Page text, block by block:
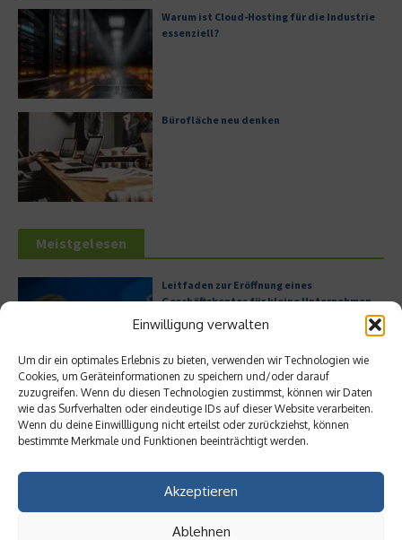
Einwilligung verwalten
Um dir ein optimales Erlebnis zu bieten, verwenden wir Technologien wie
Cookies, um Geräteinformationen zu speichern und/oder darauf
zuzugreifen. Wenn du diesen Technologien zustimmst, können wir Daten
wie das Surfverhalten oder eindeutige IDs auf dieser Website verarbeiten.
Wenn du deine Einwillligung nicht erteilst oder zurückziehst, können
bestimmte Merkmale und Funktionen beeinträchtigt werden.
Akzeptieren
Ablehnen
Warum ist Cloud-Hosting für die Industrie
essenziell?
Bürofläche neu denken
Meistgelesen
Leitfaden zur Eröffnung eines
Geschäftskontos für kleine Unternehmen
Hilton Worldwide: Eine Ikone der globalen
Hotellerie im Wandel der Zeit
Digitalisierung als Wettbewerbsvorteil